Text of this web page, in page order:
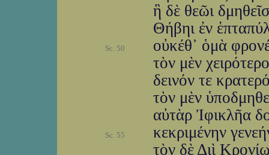
ἣ δὲ θεῶι
Θήβηι ἐν
Sc. 50
οὐκέθ᾽ ὁμὰ
τὸν μὲν
δεινόν τε
τὸν μὲν
αὐτὰρ Ἰφικλῆα
Sc. 55
κεκριμένην
τὸν δὲ Διὶ